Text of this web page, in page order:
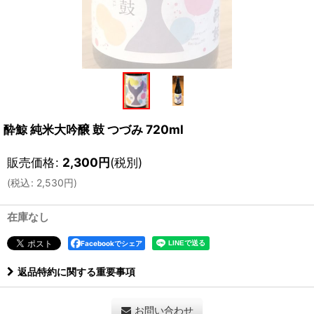
酔鯨 純米大吟醸 鼓 つづみ 720ml
販売価格: 2,300円(税別)
(税込: 2,530円)
在庫なし
Facebookでシェア
返品特約に関する重要事項
お問い合わせ